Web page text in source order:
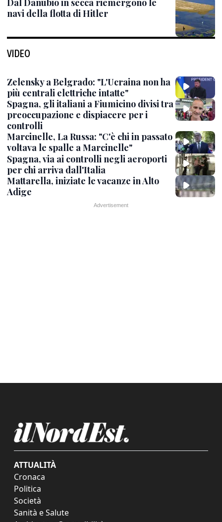
Dal Danubio in secca riemergono le
navi della flotta di Hitler
VIDEO
Zelensky a Belgrado: "L'Ucraina non ha
più centrali elettriche intatte"
Spagna, gli italiani a Fiumicino divisi tra
preoccupazione e dispiacere per i
controlli
Marcinelle, La Russa: "C'è chi in passato
voltava le spalle a Marcinelle"
Spagna, via ai controlli negli aeroporti
per chi arriva dall'Italia
Mattarella, iniziate le vacanze in Alto
Adige
ATTUALITÀ
Cronaca
Politica
Società
Sanità e Salute